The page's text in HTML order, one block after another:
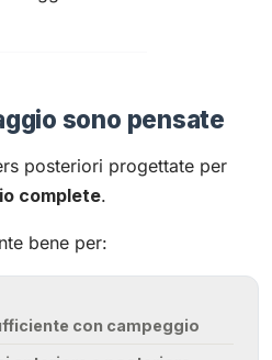
sono pensate
posteriori progettate per
complete.
bene per:
con campeggio